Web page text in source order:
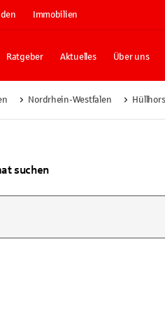
Immobilien
Ratgeber Aktuelles Über uns
Nordrhein-Westfalen
suchen